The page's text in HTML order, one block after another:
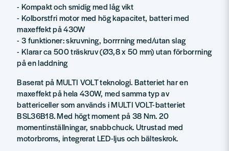
- Kompakt och smidig med låg vikt
- Kolborstfri motor med hög kapacitet, batteri med
maxeffekt på 430W
- 3 funktioner: skruvning, borrrning med/utan slag
- Klarar ca 500 träskruv (Ø3,8 x 50 mm) utan förborrning
på en laddning
Baserat på MULTI VOLT teknologi. Batteriet har en
maxeffekt på hela 430W, med samma typ av
battericeller som används i MULTI VOLT-batteriet
BSL36B18. Med högt moment på 38 Nm. 20
momentinställningar, snabbchuck. Utrustad med
motorbroms, integrerat LED-ljus och bälteskrok.